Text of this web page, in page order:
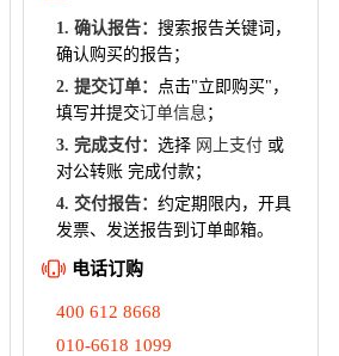
1. 确认报告： 搜索报告关键词，
确认购买的报告；
2. 提交订单： 点击"立即购买"，
填写并提交订单信息 ；
3. 完成支付： 选择 网上支付 或
对公转账 完成付款；
4. 交付报告： 约定期限内，开具
发票、发送报告到订单邮箱。
电话订购
400 612 8668
010-6618 1099